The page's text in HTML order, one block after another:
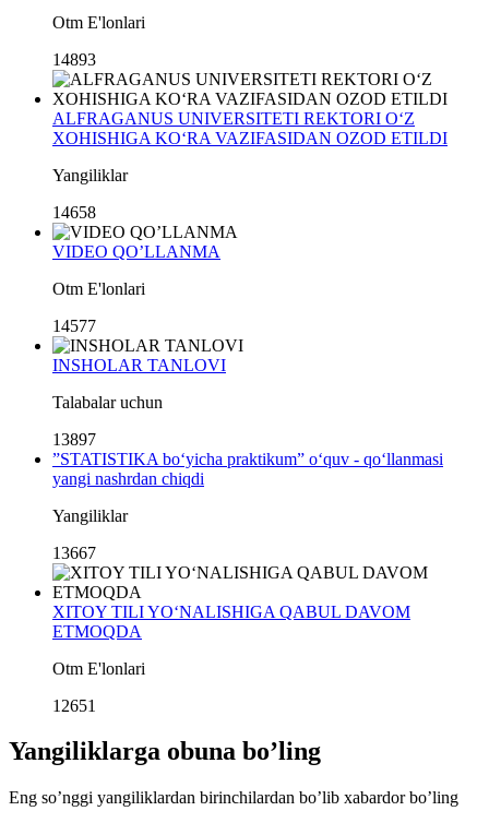
Otm E'lonlari
14893
ALFRAGANUS UNIVERSITETI REKTORI O‘Z
XOHISHIGA KO‘RA VAZIFASIDAN OZOD ETILDI
Yangiliklar
14658
VIDEO QO’LLANMA
Otm E'lonlari
14577
INSHOLAR TANLOVI
Talabalar uchun
13897
”STATISTIKA bo‘yicha praktikum” o‘quv - qo‘llanmasi
yangi nashrdan chiqdi
Yangiliklar
13667
XITOY TILI YO‘NALISHIGA QABUL DAVOM
ETMOQDA
Otm E'lonlari
12651
Yangiliklarga obuna boʼling
Eng soʼnggi yangiliklardan birinchilardan boʼlib xabardor boʼling